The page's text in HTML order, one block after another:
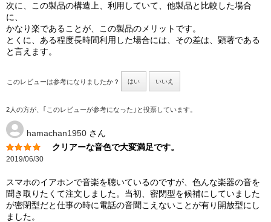
次に、この製品の構造上、利用していて、他製品と比較した場合
に、
かなり楽であることが、この製品のメリットです。
とくに、ある程度長時間利用した場合には、その差は、顕著である
と言えます。
このレビューは参考になりましたか？ はい いいえ
2人の方が、｢このレビューが参考になった｣と投票しています。
hamachan1950 さん
クリアーな音色で大変満足です。
2019/06/30
スマホのイアホンで音楽を聴いているのですが、色んな楽器の音を
聞き取りたくて注文しました。当初、密閉型を候補にしていました
が密閉型だと仕事の時に電話の音聞こえないことが有り開放型にし
ました。